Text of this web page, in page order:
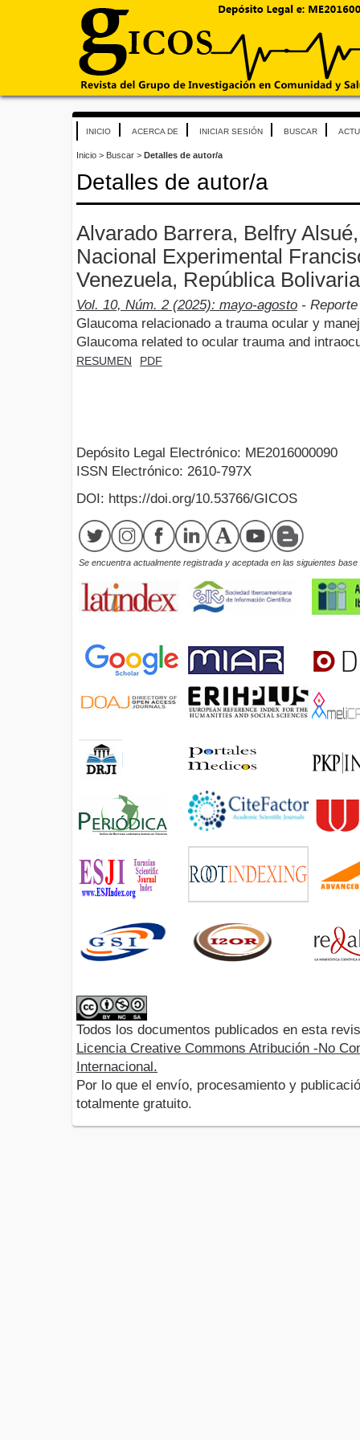
INICIO ACERCA DE INICIAR SESIÓN BUSCAR
Inicio > Buscar > Detalles de autor/a
Detalles de autor/a
Alvarado Barrera, Belfry
Nacional Experimental
Venezuela, República
Vol. 10, Núm. 2 (2025): mayo-agosto -
Glaucoma relacionado a trauma ocular y
Glaucoma related to ocular trauma and
RESUMEN PDF
Depósito Legal Electrónico: ME2016000090
ISSN Electrónico: 2610-797X
DOI: https://doi.org/10.53766/GICOS
Se encuentra actualmente registrada y aceptada en las siguientes
Todos los documentos publicados en esta
Licencia Creative Commons Atribución -No
Internacional.
Por lo que el envío, procesamiento y
totalmente gratuito.